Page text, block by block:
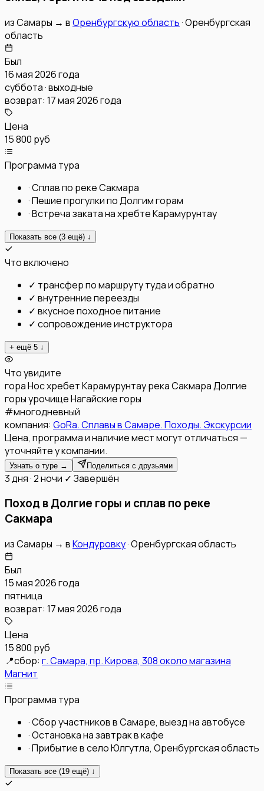
изСамары → вОренбургскую область·Оренбургская
область
Был
16 мая 2026 года
суббота · выходные
возврат: 17 мая 2026 года
Цена
15 800 руб
Программа тура
·Сплав по реке Сакмара
·Пешие прогулки по Долгим горам
·Встреча заката на хребте Карамурунтау
Показать все (3 ещё) ↓
Что включено
✓ трансфер по маршруту туда и обратно
✓ внутренние переезды
✓ вкусное походное питание
✓ сопровождение инструктора
+ ещё 5 ↓
Что увидите
гора Носхребет Карамурунтаурека СакмараДолгие
горыурочище Нагайские горы
#многодневный
компания: GoRa. Сплавы в Самаре. Походы. Экскурсии
Цена, программа и наличие мест могут отличаться —
уточняйте у компании.
Узнать о туре → Поделиться с друзьями
3 дня · 2 ночи ✓ Завершён
Поход в Долгие горы и сплав по реке
Сакмара
изСамары → вКондуровку·Оренбургская область
Был
15 мая 2026 года
пятница
возврат: 17 мая 2026 года
Цена
15 800 руб
📍сбор: г. Самара, пр. Кирова, 308 около магазина
Магнит
Программа тура
·Сбор участников в Самаре, выезд на автобусе
·Остановка на завтрак в кафе
·Прибытие в село Юлгутла, Оренбургская область
Показать все (19 ещё) ↓